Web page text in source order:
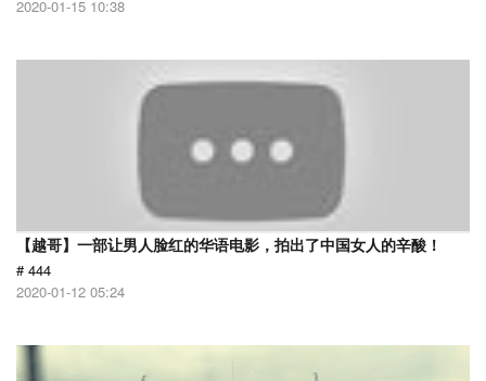
2020-01-15 10:38
【越哥】一部让男人脸红的华语电影，拍出了中国女人的辛酸！
# 444
2020-01-12 05:24